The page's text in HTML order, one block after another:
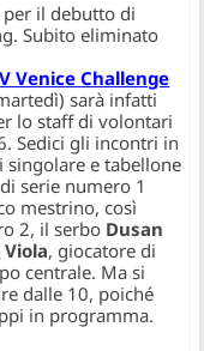
per il debutto di
Subito eliminato
Venice Challenge
sarà infatti
lo staff di volontari
Sedici gli incontri in
e tabellone
serie numero 1
mestrino, così
2, il serbo Dusan
, giocatore di
centrale. Ma si
dalle 10, poiché
in programma.